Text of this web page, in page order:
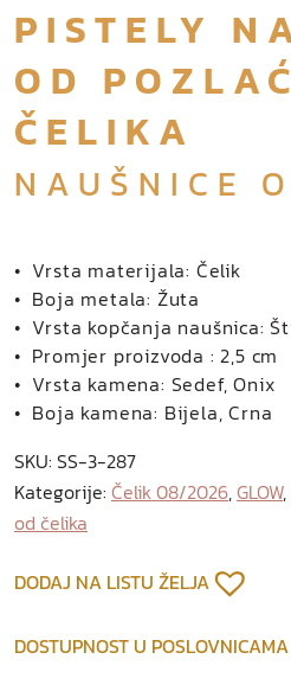
PISTELY
OD
ČELIKA
NAUŠNICE
• Vrsta materijala: Čelik
• Boja metala: Žuta
• Vrsta kopčanja naušnica:
• Promjer proizvoda : 2,5 cm
• Vrsta kamena: Sedef, Onix
• Boja kamena: Bijela, Crna
SKU: SS-3-287
Kategorije: Čelik 08/2026,GLOW,
od čelika
DODAJ NA LISTU ŽELJA
DOSTUPNOST U POSLOVNICAMA